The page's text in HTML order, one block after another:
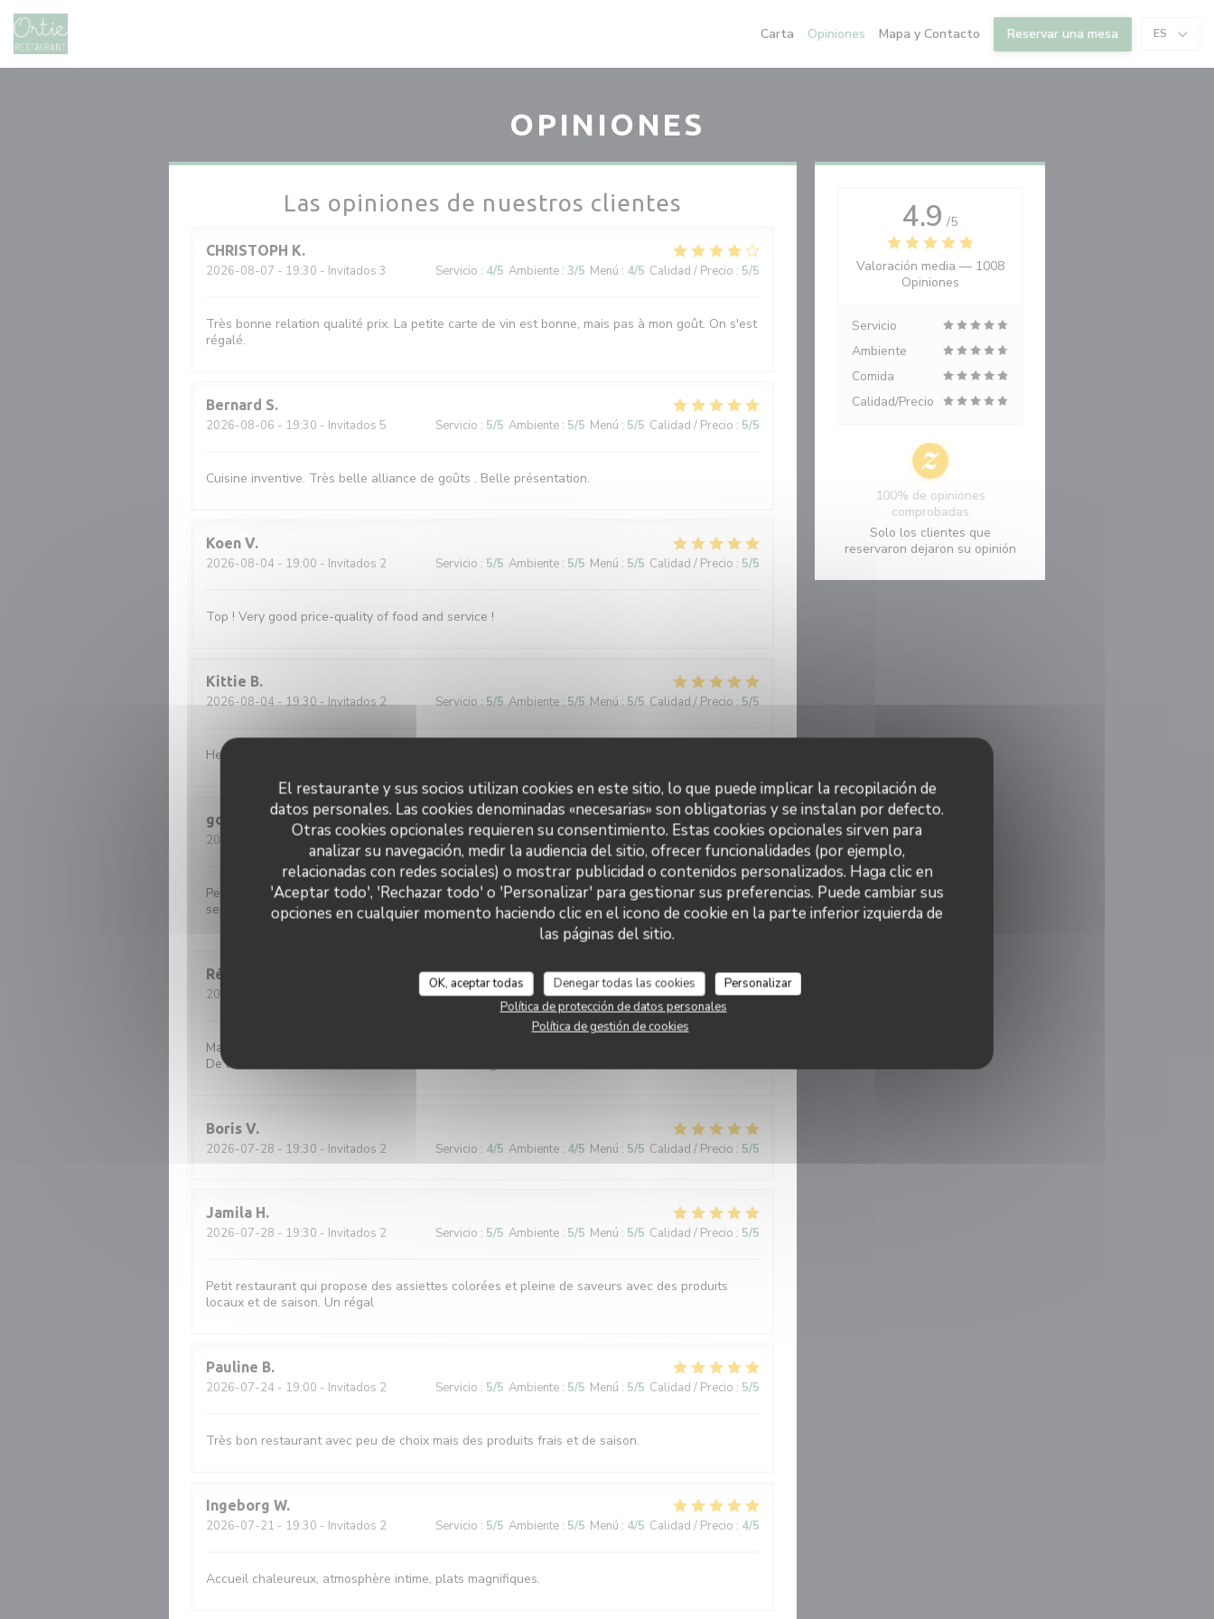
Personalización de sus opciones de cookies
El restaurante y sus socios utilizan cookies en este sitio, lo que puede implicar la recopilación de
datos personales. Las cookies denominadas «necesarias» son obligatorias y se instalan por defecto.
Otras cookies opcionales requieren su consentimiento. Estas cookies opcionales sirven para
analizar su navegación, medir la audiencia del sitio, ofrecer funcionalidades (por ejemplo,
relacionadas con redes sociales) o mostrar publicidad o contenidos personalizados. Haga clic en
'Aceptar todo', 'Rechazar todo' o 'Personalizar' para gestionar sus preferencias. Puede cambiar sus
opciones en cualquier momento haciendo clic en el icono de cookie en la parte inferior izquierda de
las páginas del sitio.
OK, aceptar todas Denegar todas las cookies
Personalizar
Política de protección de datos personales
Política de gestión de cookies
Carta Opiniones Mapa y Contacto Reservar una mesa ES
OPINIONES
Las opiniones de nuestros clientes
CHRISTOPH K
2026-08-07 - 19:30 - Invitados 3 Servicio : 4/5 Ambiente : 3/5 Menú : 4/5 Calidad / Precio : 5/5
Très bonne relation qualité prix. La petite carte de vin est bonne, mais pas à mon goût. On s'est
régalé.
Bernard S
2026-08-06 - 19:30 - Invitados 5 Servicio : 5/5 Ambiente : 5/5 Menú : 5/5 Calidad / Precio : 5/5
Cuisine inventive. Très belle alliance de goûts . Belle présentation.
Koen V
2026-08-04 - 19:00 - Invitados 2 Servicio : 5/5 Ambiente : 5/5 Menú : 5/5 Calidad / Precio : 5/5
Top ! Very good price-quality of food and service !
Kittie B
2026-08-04- 19:30 - Invitados 2 Servicio : 5/5 Ambiente: 5/5 Menú : 5/5 Calidad / Precio : 5/5
Heerlijk gegeten met verse perfect bereide ingrediënten. Fijne bediening. Aanrader!
godin
2026-08-01
- 19:30 - Invitados 4 Servicio: 5/5 Ambiente:5/5 Menú:4/5 Calidad / Precio: 4/5
Petite façade sans prétention , belle surprise, plat simple et efficace, produit de qualité,
serveuses souriante et agréable.
Rémy
2026-08-01
Servicio:5/5 Ambiente:5/5 Menú:5/5 Calidad / Precio:5/5
Magnifique expérience gastronomique. Tout les plats sont préparés avec précision et harmonie.
De l’entrée au dessert on découvre un univers original et tous les sens sont sollicités. Bravo !
Boris V
2026-07-28 - 19:30 - Invitados 2 Servicio : 4/5 Ambiente : 4/5 Menú : 5/5 Calidad / Precio : 5/5
Jamila H
2026-07-28 - 19:30 - Invitados 2 Servicio : 5/5 Ambiente : 5/5 Menú : 5/5 Calidad / Precio : 5/5
Petit restaurant qui propose des assiettes colorées et pleine de saveurs avec des produits
locaux et de saison. Un régal
Pauline B
2026-07-24 - 19:00 - Invitados 2 Servicio : 5/5 Ambiente : 5/5 Menú : 5/5 Calidad / Precio : 5/5
Très bon restaurant avec peu de choix mais des produits frais et de saison.
Ingeborg W
2026-07-21 - 19:30 - Invitados 2 Servicio : 5/5 Ambiente : 5/5 Menú : 4/5 Calidad / Precio : 4/5
Accueil chaleureux, atmosphère intime, plats magnifiques.
4.9 /5
Valoración media — 1008
Opiniones
Servicio
Ambiente
Comida
Calidad/Precio
100% de opiniones
comprobadas
Solo los clientes que
reservaron dejaron su opinión